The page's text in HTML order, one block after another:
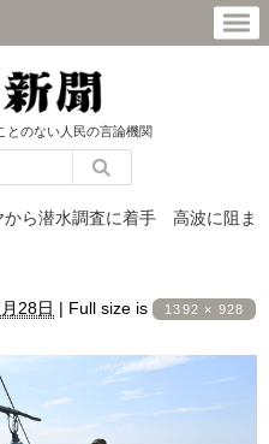
とのない人民の言論機関
ら潜水調査に着手 高波に阻ま
28日 | Full size is 1392 × 928